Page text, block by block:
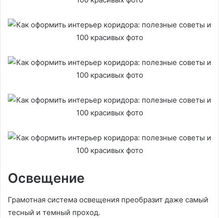
Освещение
Грамотная система освещения преобразит даже самый
тесный и темный проход.